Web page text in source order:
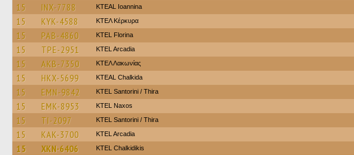
15 INX-7788 KTEAL Ioannina
15 KYK-4588 ΚΤΕΛ Κέρκυρα
15 PAB-4860 KTEL Florina
15 TPE-2951 KTEL Arcadia
15 AKB-7350 ΚΤΕΛ Λακωνίας
15 HKX-5699 KTEAL Chalkida
15 EMN-9842 KTEL Santorini / Thira
15 EMK-8953 KTEL Naxos
15 TI-2097 KTEL Santorini / Thira
15 KAK-3700 KTEL Arcadia
15 XKN-6406 ΚΤΕL Chalkidikis